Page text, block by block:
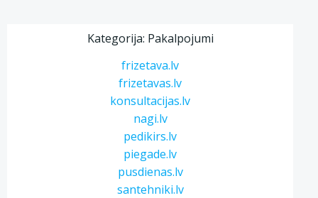
Kategorija: Pakalpojumi
frizetava.lv
frizetavas.lv
konsultacijas.lv
nagi.lv
pedikirs.lv
piegade.lv
pusdienas.lv
santehniki.lv